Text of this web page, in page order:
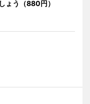
ょう（880円）